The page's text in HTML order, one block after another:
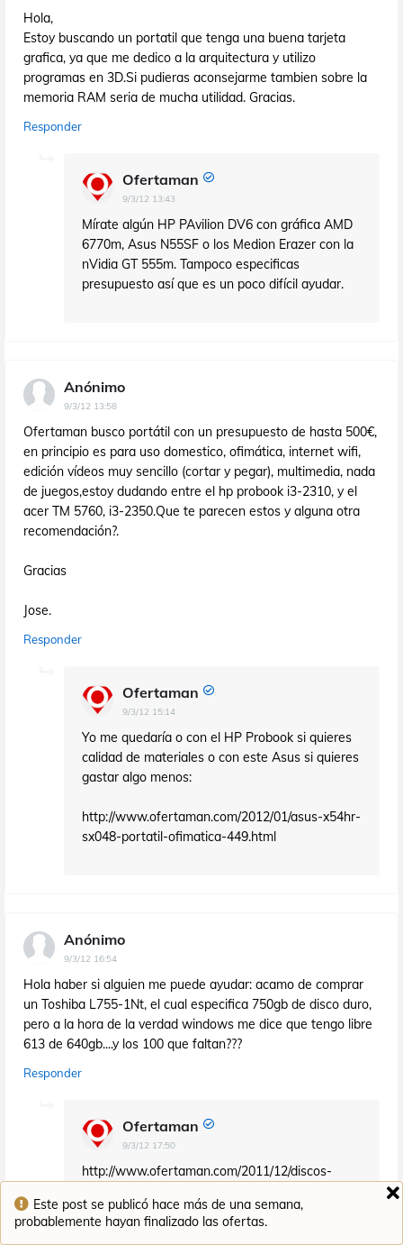
Este post se publicó hace más de una semana,
probablemente hayan finalizado las ofertas.
Hola,
Estoy buscando un portatil que tenga una buena tarjeta
grafica, ya que me dedico a la arquitectura y utilizo
programas en 3D.Si pudieras aconsejarme tambien sobre la
memoria RAM seria de mucha utilidad. Gracias.
Responder
Ofertaman
9/3/12 13:43
Mírate algún HP PAvilion DV6 con gráfica AMD
6770m, Asus N55SF o los Medion Erazer con la
nVidia GT 555m. Tampoco especificas
presupuesto así que es un poco difícil ayudar.
Anónimo
9/3/12 13:58
Ofertaman busco portátil con un presupuesto de hasta 500€,
en principio es para uso domestico, ofimática, internet wifi,
edición vídeos muy sencillo (cortar y pegar), multimedia, nada
de juegos,estoy dudando entre el hp probook i3-2310, y el
acer TM 5760, i3-2350.Que te parecen estos y alguna otra
recomendación?.
Gracias
Jose.
Responder
Ofertaman
9/3/12 15:14
Yo me quedaría o con el HP Probook si quieres
calidad de materiales o con este Asus si quieres
gastar algo menos:
http://www.ofertaman.com/2012/01/asus-x54hr-
sx048-portatil-ofimatica-449.html
Anónimo
9/3/12 16:54
Hola haber si alguien me puede ayudar: acamo de comprar
un Toshiba L755-1Nt, el cual especifica 750gb de disco duro,
pero a la hora de la verdad windows me dice que tengo libre
613 de 640gb....y los 100 que faltan???
Responder
Ofertaman
9/3/12 17:50
http://www.ofertaman.com/2011/12/discos-